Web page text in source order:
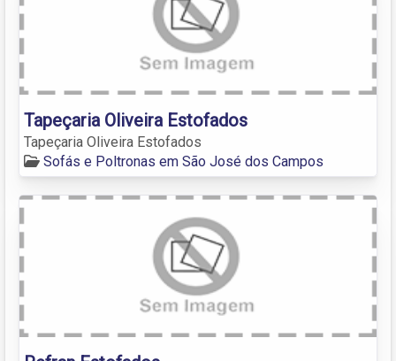
Tapeçaria Oliveira Estofados
Tapeçaria Oliveira Estofados
Sofás e Poltronas em São José dos Campos